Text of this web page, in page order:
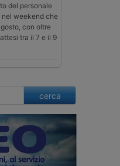
del personale
nel weekend che
con oltre
tra il 7 e il 9
cerca